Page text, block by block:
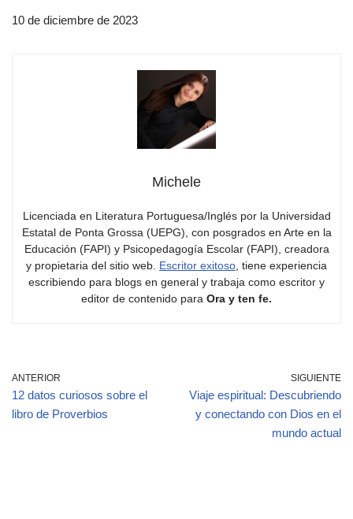
10 de diciembre de 2023
Michele
Licenciada en Literatura Portuguesa/Inglés por la Universidad
Estatal de Ponta Grossa (UEPG), con posgrados en Arte en la
Educación (FAPI) y Psicopedagogía Escolar (FAPI), creadora
y propietaria del sitio web. Escritor exitoso , tiene experiencia
escribiendo para blogs en general y trabaja como escritor y
editor de contenido para Ora y ten fe.
ANTERIOR
12 datos curiosos sobre el
libro de Proverbios
SIGUIENTE
Viaje espiritual: Descubriendo
y conectando con Dios en el
mundo actual